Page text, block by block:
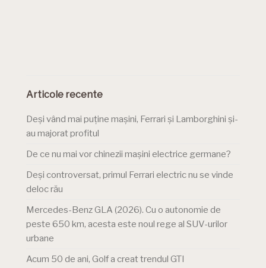
Articole recente
Deși vând mai puține mașini, Ferrari și Lamborghini și-
au majorat profitul
De ce nu mai vor chinezii mașini electrice germane?
Deși controversat, primul Ferrari electric nu se vinde
deloc rău
Mercedes-Benz GLA (2026). Cu o autonomie de
peste 650 km, acesta este noul rege al SUV-urilor
urbane
Acum 50 de ani, Golf a creat trendul GTI